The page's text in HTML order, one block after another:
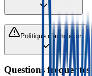
Politique d’annulation
Questions fréquentes